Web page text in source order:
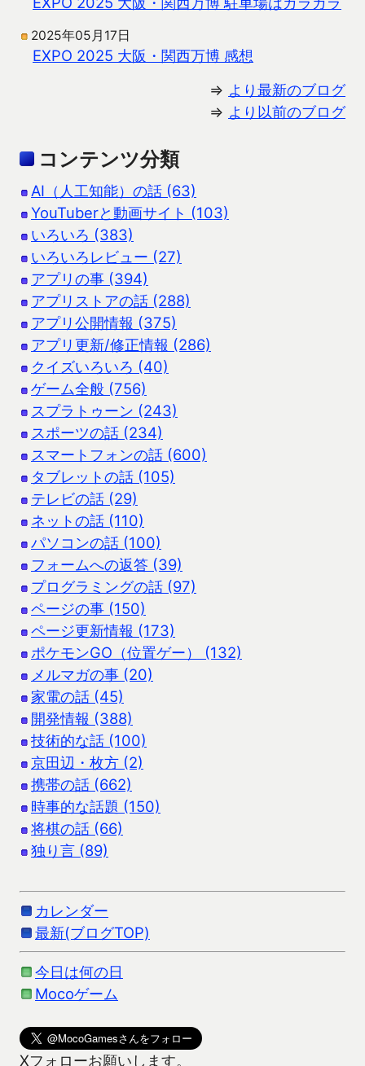
2025年05月17日
EXPO 2025 大阪・関西万博 感想
⇒ より最新のブログ
⇒ より以前のブログ
コンテンツ分類
AI（人工知能）の話 (63)
YouTuberと動画サイト (103)
いろいろ (383)
いろいろレビュー (27)
アプリの事 (394)
アプリストアの話 (288)
アプリ公開情報 (375)
アプリ更新/修正情報 (286)
クイズいろいろ (40)
ゲーム全般 (756)
スプラトゥーン (243)
スポーツの話 (234)
スマートフォンの話 (600)
タブレットの話 (105)
テレビの話 (29)
ネットの話 (110)
パソコンの話 (100)
フォームへの返答 (39)
プログラミングの話 (97)
ページの事 (150)
ページ更新情報 (173)
ポケモンGO（位置ゲー） (132)
メルマガの事 (20)
家電の話 (45)
開発情報 (388)
技術的な話 (100)
京田辺・枚方 (2)
携帯の話 (662)
時事的な話題 (150)
将棋の話 (66)
独り言 (89)
カレンダー
最新(ブログTOP)
今日は何の日
Mocoゲーム
Xフォローお願いします。